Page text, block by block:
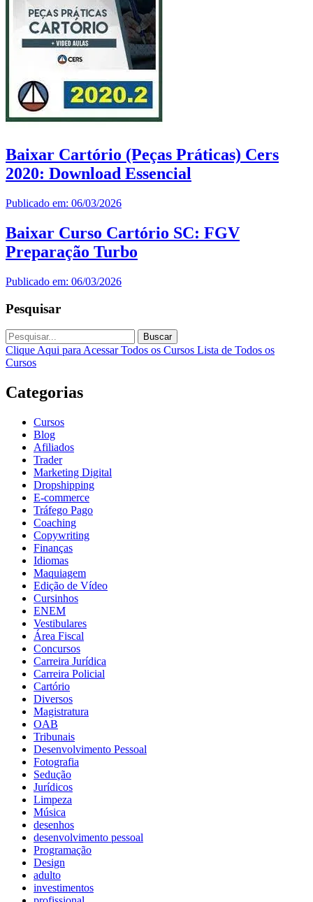
Baixar Cartório (Peças Práticas) Cers
2020: Download Essencial
Publicado em: 06/03/2026
Baixar Curso Cartório SC: FGV
Preparação Turbo
Publicado em: 06/03/2026
Pesquisar
Buscar
Clique Aqui para Acessar Todos os Cursos Lista de Todos os
Cursos
Categorias
Cursos
Blog
Afiliados
Trader
Marketing Digital
Dropshipping
E-commerce
Tráfego Pago
Coaching
Copywriting
Finanças
Idiomas
Maquiagem
Edição de Vídeo
Cursinhos
ENEM
Vestibulares
Área Fiscal
Concursos
Carreira Jurídica
Carreira Policial
Cartório
Diversos
Magistratura
OAB
Tribunais
Desenvolvimento Pessoal
Fotografia
Sedução
Jurídicos
Limpeza
Música
desenhos
desenvolvimento pessoal
Programação
Design
adulto
investimentos